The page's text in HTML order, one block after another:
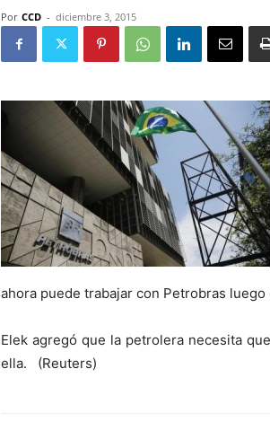
Por CCD - diciembre 3, 2015
ahora puede trabajar con Petrobras
Elek agregó que la petrolera necesita
ella.
(Reuters)